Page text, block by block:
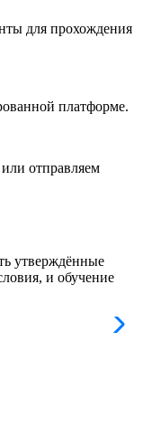
для прохождения
платформе.
отправляем
утверждённые
и обучение